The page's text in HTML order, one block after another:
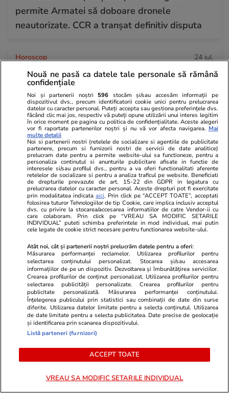
permite Armatei să doboare dronele
neautorizate. CCR a tranșat definitiv disputa
Horoscop 24 iul.
Horoscop Urania | Previziuni astrologice pentru
perioada 25 – 31 iulie 2026. Luna Plină în
Vărsător
Știri România 07:00
Loto 6/49 din 26 iulie 2026. Report de peste
8,61 milioane de euro la 6/49, categoria I
Auto 09:35
Tutor 3.0, noul sistem care monitorizează
șoferii pe autostrăzile din Italia. Ce trebuie să
Vacanțe și Cultură 15:55 Lifestyle
Nouă ne pasă ca datele tale personale să rămână
confidențiale
Noi și partenerii noștri 596 stocăm și/sau accesăm informații pe
dispozitivul dvs., precum identificatorii cookie unici pentru prelucrarea
datelor cu caracter personal. Puteți accepta sau gestiona preferințele dvs.
făcând clic mai jos, respectiv vă puteți opune utilizării unui interes legitim
în orice moment pe pagina cu politica de confidențialitate. Aceste alegeri
vor fi raportate partenerilor noștri și nu vă vor afecta navigarea. Mai
multe detalii
Noi si partenerii nostri (retelele de socializare si agentiile de publicitate
partenere, precum si furnizorii nostri de servicii de date analitice)
prelucram date pentru a permite website-ului sa functioneze, pentru a
personaliza continutul si anunturile publicitare afisate in functie de
interesele si/sau profilul dvs., pentru a va oferi functionalitati aferente
retelelor de socializare si pentru a analiza traficul pe website. Beneficiati
de drepturile prevazute de art. 15-22 din GDPR in legatura cu
prelucrarea datelor cu caracter personal. Aceste drepturi pot fi exercitate
prin modalitatea indicataaici. Prin click pe “ACCEPT TOATE”, acceptati
folosirea tuturor Tehnologiilor de tip Cookie, care implica inclusiv acceptul
dvs. cu privire la stocarea/accesarea informatiilor de catre Vendor-ii cu
care colaboram. Prin click pe “VREAU SA MODIFIC SETARILE
INDIVIDUAL” puteti schimba preferintele in mod individual, mai putin
cele legate de cookie strict necesare pentru functionarea website-ului.
Atât noi, cât și partenerii noștri prelucrăm datele pentru a oferi:
Măsurarea performanței reclamelor. Utilizarea profilurilor pentru
selectarea conținutului personalizat. Stocarea și/sau accesarea
informațiilor de pe un dispozitiv. Dezvoltarea și îmbunătățirea serviciilor.
Crearea profilurilor de conținut personalizat. Utilizarea profilurilor pentru
selectarea publicității personalizate. Crearea profilurilor pentru
publicitate personalizată. Măsurarea performanței conținutului.
Înțelegerea publicului prin statistici sau combinații de date din surse
diferite. Utilizarea datelor limitate pentru a selecta conținutul. Utilizarea
de date limitate pentru a selecta publicitatea. Date precise de geolocație
și identificarea prin scanarea dispozitivului.
Listă parteneri (furnizori)
ACCEPT TOATE
VREAU SA MODIFIC SETARILE INDIVIDUAL